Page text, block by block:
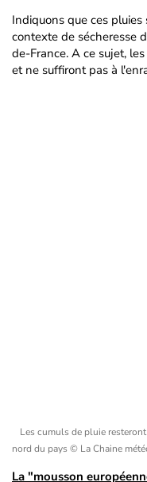
Indiquons que ces
contexte de sécheresse
de-France. A ce sujet,
et ne suffiront pas à
Les cumuls de pluie
nord du pays © La Chaine
La "mousson